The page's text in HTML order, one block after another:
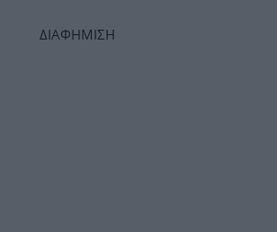
ΔΙΑΦΗΜΙΣΗ